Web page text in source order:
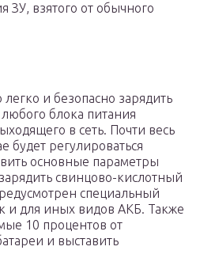
ЗУ, взятого от обычного
и безопасно зарядить
блока питания
в сеть. Почти весь
будет регулироваться
основные параметры
свинцово-кислотный
специальный
и для иных видов АКБ. Также
10 процентов от
и выставить